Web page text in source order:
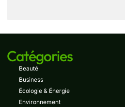
Catégories
Beauté
Business
Écologie & Énergie
Environnement